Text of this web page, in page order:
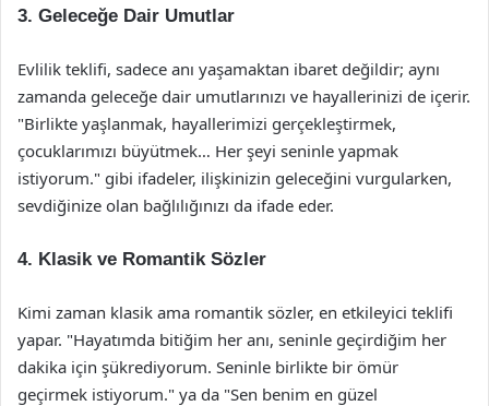
3. Geleceğe Dair Umutlar
Evlilik teklifi, sadece anı yaşamaktan ibaret değildir; aynı
zamanda geleceğe dair umutlarınızı ve hayallerinizi de içerir.
"Birlikte yaşlanmak, hayallerimizi gerçekleştirmek,
çocuklarımızı büyütmek… Her şeyi seninle yapmak
istiyorum." gibi ifadeler, ilişkinizin geleceğini vurgularken,
sevdiğinize olan bağlılığınızı da ifade eder.
4. Klasik ve Romantik Sözler
Kimi zaman klasik ama romantik sözler, en etkileyici teklifi
yapar. "Hayatımda bitiğim her anı, seninle geçirdiğim her
dakika için şükrediyorum. Seninle birlikte bir ömür
geçirmek istiyorum." ya da "Sen benim en güzel